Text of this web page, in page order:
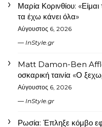
Μαρία Κορινθίου:
τα έχω κάνει όλα»
Αύγουστος 6, 2026
InStyle.gr
Matt Damon-Ben
οσκαρική ταινία «Ο
Αύγουστος 6, 2026
InStyle.gr
Ρωσία: Έπληξε κόμβο